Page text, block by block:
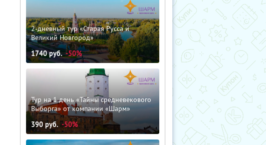
2-дневный тур «Старая Русса и
Великий Новгород»
1740руб. -50%
Тур на 1 день «Тайны средневекового
Выборга» от компании «Шарм»
390 руб. -50%